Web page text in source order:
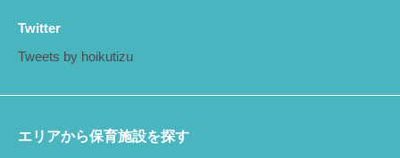
Twitter
Tweets by hoikutizu
エリアから保育施設を探す